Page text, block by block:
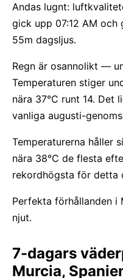
Andas lugnt:
gick upp 07:12 AM och
55m dagsljus.
Regn är osannolikt —
Temperaturen stiger
nära 37°C runt 14. Det
vanliga augusti-
Temperaturerna håller
nära 38°C de flesta
rekordhögsta för detta
Perfekta förhållanden
njut.
7-dagars
Murcia,